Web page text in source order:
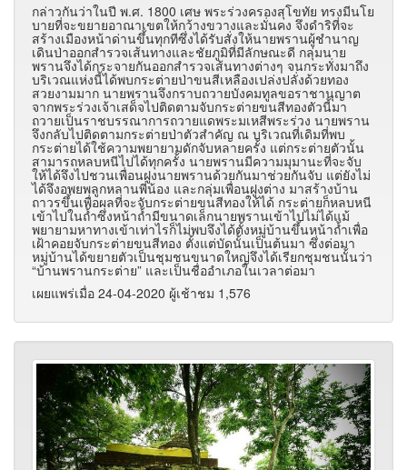
กล่าวกันว่าในปี พ.ศ. 1800 เศษ พระร่วงครองสุโขทัย ทรงมีนโย
บายที่จะขยายอาณาเขตให้กว้างขวางและมั่นคง จึงดำริที่จะ
สร้างเมืองหน้าด่านขึ้นทุกทีซึ่งได้รับสั่งให้นายพรานผู้ชำนาญ
เดินป่าออกสำรวจเส้นทางและชัยภูมิที่มีลักษณะดี กลุ่มนาย
พรานจึงได้กระจายกันออกสำรวจเส้นทางต่างๆ จนกระทั่งมาถึง
บริเวณแห่งนี้ได้พบกระต่ายป่าขนสีเหลืองเปล่งปลั่งด้วยทอง
สวยงามมาก นายพรานจึงกราบถวายบังคมทูลขอราชานุญาต
จากพระร่วงเจ้าเสด็จไปติดตามจับกระต่ายขนสีทองตัวนี้มา
ถวายเป็นราชบรรณาการถวายแดพระมเหสีพระร่วง นายพราน
จึงกลับไปติดตามกระต่ายป่าตัวสำคัญ ณ บริเวณที่เดิมที่พบ
กระต่ายได้ใช้ความพยายามดักจับหลายครั้ง แต่กระต่ายตัวนั้น
สามารถหลบหนีไปได้ทุกครั้ง นายพรานมีความมุมานะที่จะจับ
ให้ได้จึงไปชวนเพื่อนฝูงนายพรานด้วยกันมาช่วยกันจับ แต่ยังไม่
ได้จึงอพยพลูกหลานพี่น้อง และกลุ่มเพื่อนฝูงต่าง มาสร้างบ้าน
ถาวรขึ้นเพื่อผลที่จะจับกระต่ายขนสีทองให้ได้ กระต่ายก็หลบหนี
เข้าไปในถ้ำซึ่งหน้าถ้ำมีขนาดเล็กนายพรานเข้าไปไม่ได้แม้
พยายามหาทางเข้าเท่าไรก็ไม่พบจึงได้ตั้งหมู่บ้านขึ้นหน้าถ้ำเพื่อ
เฝ้าคอยจับกระต่ายขนสีทอง ตั้งแต่บัดนั้นเป็นต้นมา ซึ่งต่อมา
หมู่บ้านได้ขยายตัวเป็นชุมชนขนาดใหญ่จึงได้เรียกชุมชนนั้นว่า
“บ้านพรานกระต่าย” และเป็นชื่ออำเภอในเวลาต่อมา
เผยแพร่เมื่อ 24-04-2020 ผู้เช้าชม 1,576